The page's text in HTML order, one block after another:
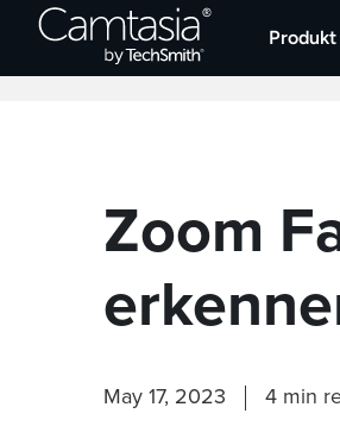
Direkt
Produkt
Neueste Artikel
Zoom
May 17, 2023 4 min